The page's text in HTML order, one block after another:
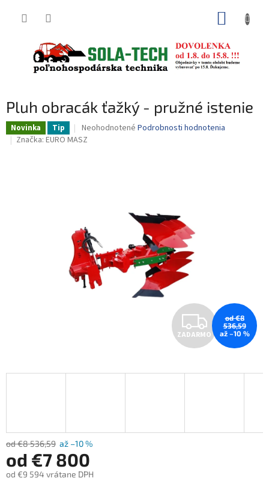
Pluh obracák ťažký - pružné istenie
Novinka Tip
Priemerné
hodnotenie
Neohodnotené Podrobnosti hodnotenia
Značka: EURO MASZ
Z
A
D
ZADARMO
od €8
536,59
až –10 %
od €8 536,59 až –10 %
od €7 800
od €9 594 vrátane DPH